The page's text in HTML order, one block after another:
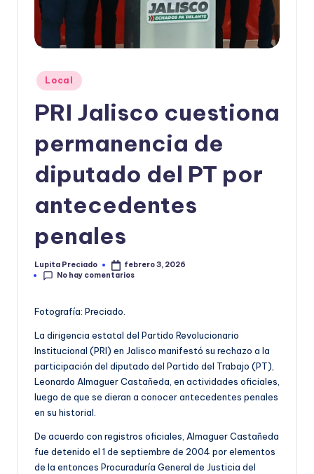
Publicado
en
Local
PRI Jalisco cuestiona
permanencia de
diputado del PT por
antecedentes
penales
Publicado
por
Lupita Preciado
febrero 3, 2026
No hay comentarios
Fotografía: Preciado.
La dirigencia estatal del Partido Revolucionario
Institucional (PRI) en Jalisco manifestó su rechazo a la
participación del diputado del Partido del Trabajo (PT),
Leonardo Almaguer Castañeda, en actividades oficiales,
luego de que se dieran a conocer antecedentes penales
en su historial.
De acuerdo con registros oficiales, Almaguer Castañeda
fue detenido el 1 de septiembre de 2004 por elementos
de la entonces Procuraduría General de Justicia del